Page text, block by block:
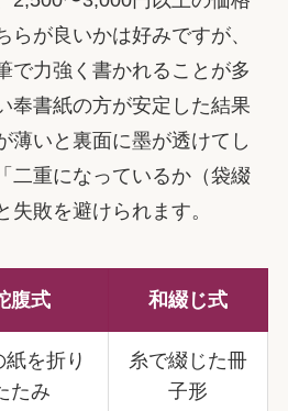
らが良いかは好みですが、
で力強く書かれることが多
奉書紙の方が安定した結果
薄いと裏面に墨が透けてし
二重になっているか（袋綴
失敗を避けられます。
腹式 和綴じ式
紙を折り
たみ
糸で綴じた冊
子形